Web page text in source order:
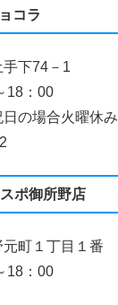
コラ
下74－1
18：00
の場合火曜休み
ポ御所野店
町１丁目１番
18：00